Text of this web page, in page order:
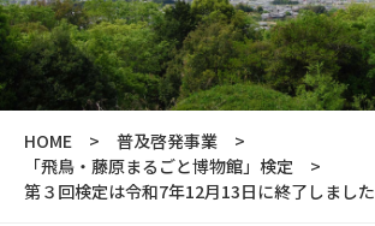
HOME
普及啓発事業
「飛鳥・藤原まるごと博物館」検定
第３回検定は令和7年12月13日に終了しました